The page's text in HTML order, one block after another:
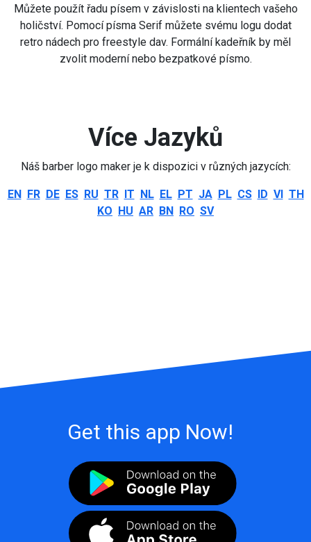
Můžete použít řadu písem v závislosti na klientech vašeho
holičství. Pomocí písma Serif můžete svému logu dodat
retro nádech pro freestyle dav. Formální kadeřník by měl
zvolit moderní nebo bezpatkové písmo.
Více Jazyků
Náš barber logo maker je k dispozici v různých jazycích:
EN FR DE ES RU TR IT NL EL PT JA PL CS ID VI TH
KO HU AR BN RO SV
Get this app Now!